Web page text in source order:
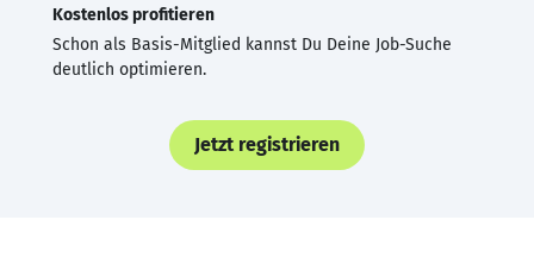
Kostenlos profitieren
Schon als Basis-Mitglied kannst Du Deine Job-Suche
deutlich optimieren.
Jetzt registrieren